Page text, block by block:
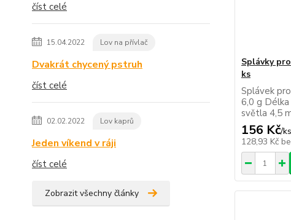
číst celé
15.04.2022 Lov na přívlač
Dvakrát chycený pstruh
číst celé
02.02.2022 Lov kaprů
Jeden víkend v ráji
číst celé
Zobrazit všechny články
Splávky
ks
Splávek
6,0 g
světla 4,5
156 Kč/ks
128,93 Kč